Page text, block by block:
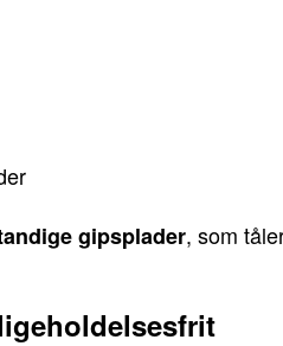
gipsplader, som